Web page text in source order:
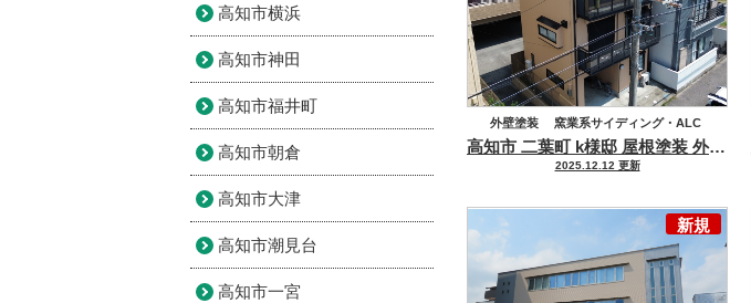
高知市 二葉町 k様邸 屋根塗装 外壁塗装工事
2025.12.12 更新
外壁塗装
窯業系サイディング・ALC
屋根塗装
化粧スレート
新規
高知市横浜
高知市神田
高知市福井町
高知市朝倉
高知市大津
高知市潮見台
高知市一宮